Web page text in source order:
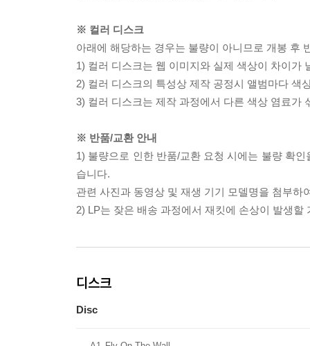
※ 컬러 디스크
아래에 해당하는 경우는 불량이 아니므로 개봉 후
1) 컬러 디스크는 웹 이미지와 실제 색상이 차이가
2) 컬러 디스크의 특성상 제작 공정시 앨범마다 색
3) 컬러 디스크는 제작 과정에서 다른 색상 염료가
※ 반품/교환 안내
1) 불량으로 인한 반품/교환 요청 시에는 불량 확
습니다.
관련 사진과 동영상 및 재생 기기 모델명을 첨부하
2) LP는 잦은 배송 과정에서 재킷에 손상이 발생
디스크
Disc